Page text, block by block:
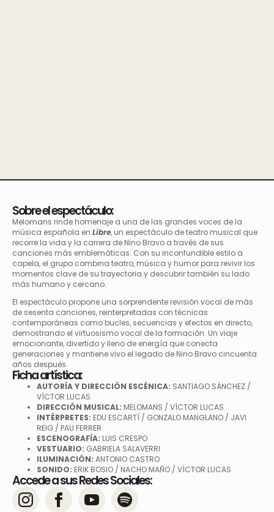
Sobre el espectáculo:
Melomans rinde homenaje a una de las grandes voces de la
música española en Libre, un espectáculo de teatro musical que
recorre la vida y la carrera de Nino Bravo a través de sus
canciones más emblemáticas. Con su inconfundible estilo a
capela, el grupo combina teatro, música y humor para revivir los
momentos clave de su trayectoria y descubrir también su lado
más humano y cercano.
El espectáculo propone una sorprendente revisión vocal de más
de sesenta canciones, reinterpretadas con técnicas
contemporáneas como bucles, secuencias y efectos en directo,
demostrando el virtuosismo vocal de la formación. Un viaje
emocionante, divertido y lleno de energía que conecta
generaciones y mantiene vivo el legado de Nino Bravo cincuenta
años después.
Ficha artística:
AUTORÍA Y DIRECCIÓN ESCÉNICA: SANTIAGO SÁNCHEZ /
VÍCTOR LUCAS
DIRECCIÓN MUSICAL: MELOMANS / VÍCTOR LUCAS
INTÉRPRETES: EDU ESCARTÍ / GONZALO MANGLANO / JAVI
REIG / PAU FERRER
ESCENOGRAFÍA: LUIS CRESPO
VESTUARIO: GABRIELA SALAVERRI
ILUMINACIÓN: ANTONIO CASTRO
SONIDO: ERIK BOSIO / NACHO MAÑO / VÍCTOR LUCAS
Accede a sus Redes Sociales: